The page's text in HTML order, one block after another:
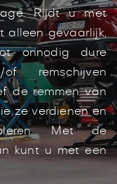
Rijdt u met
alleen gevaarlijk,
onnodig dure
of remschijven
de remmen van
ze verdienen en
Met de
kunt u met een